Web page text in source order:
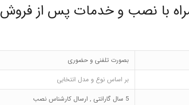
با نصب و خدمات پس از فروش
بصورت تلفنی و حضوری
بر اساس نوع و مدل انتخابی
5 سال گارانتی , ارسال کارشناس نصب